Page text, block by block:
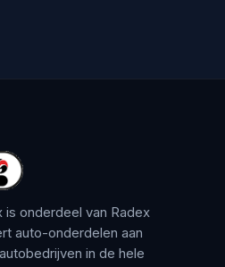
is onderdeel van Radex
auto-onderdelen aan
in de hele